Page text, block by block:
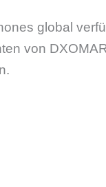
global
von